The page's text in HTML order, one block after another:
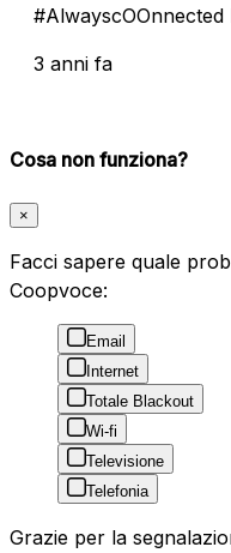
3 anni fa
Cosa non funziona?
×
Facci sapere quale
Coopvoce:
Email
Internet
Totale Blackout
Wi-fi
Televisione
Telefonia
Grazie per la